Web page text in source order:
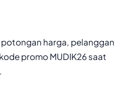
harga, pelanggan
promo MUDIK26 saat